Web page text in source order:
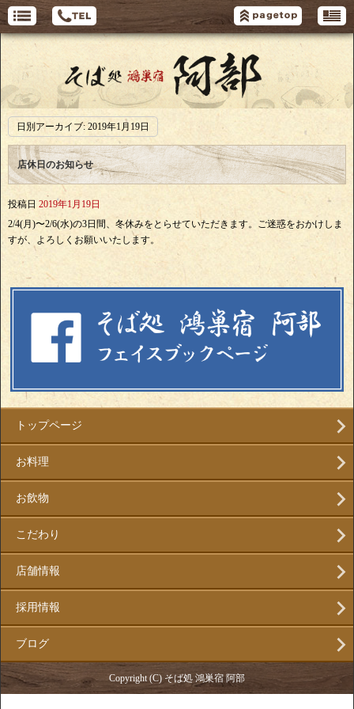
日別アーカイブ: 2019年1月19日
店休日のお知らせ
投稿日 2019年1月19日
2/4(月)〜2/6(水)の3日間、冬休みをとらせていただきます。ご迷惑をおかけしま
すが、よろしくお願いいたします。
トップページ
お料理
お飲物
こだわり
店舗情報
採用情報
ブログ
Copyright (C) そば処 鴻巣宿 阿部